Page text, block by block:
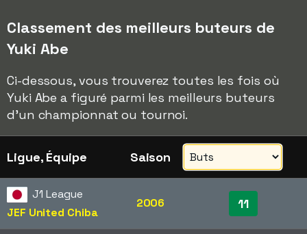
Classement des meilleurs buteurs de
Yuki Abe
Ci-dessous, vous trouverez toutes les fois où
Yuki Abe a figuré parmi les meilleurs buteurs
d'un championnat ou tournoi.
Ligue, Équipe Saison
J1 League
JEF United Chiba
2006 11